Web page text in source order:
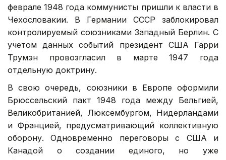
феврале 1948 года коммунисты пришли к власти в
Чехословакии. В Германии СССР заблокировал
контролируемый союзниками Западный Берлин. С
учетом данных событий президент США Гарри
Трумэн провозгласил в марте 1947 года
отдельную доктрину.
В свою очередь, союзники в Европе оформили
Брюссельский пакт 1948 года между Бельгией,
Великобританией, Люксембургом, Нидерландами
и Францией, предусматривающий коллективную
оборону. Одновременно переговоры с США и
Канадой о создании единого, но уже